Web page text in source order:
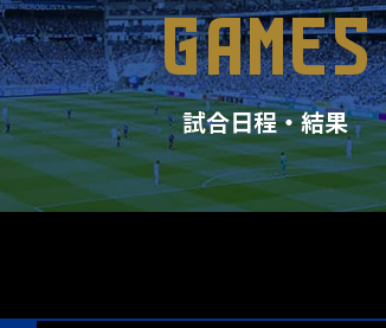
GAMES
試合日程・結果